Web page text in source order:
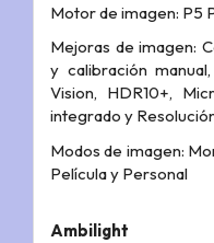
Motor de imagen: P5
Mejoras de imagen:
y calibración
Vision, HDR10+,
integrado y
Modos de imagen:
Película y Personal
Ambilight